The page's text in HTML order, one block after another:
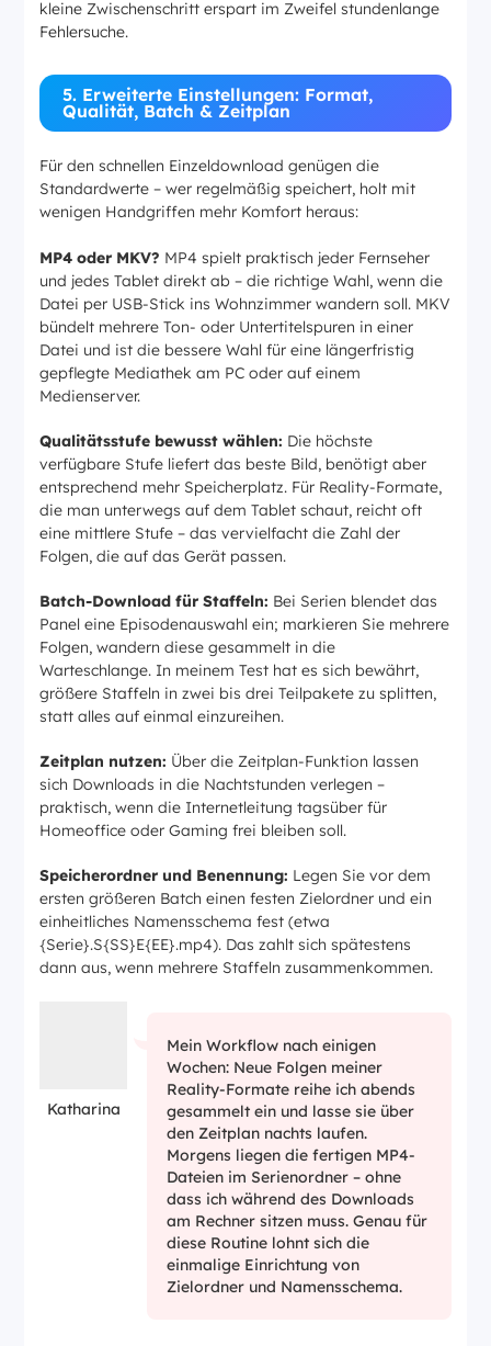
kleine Zwischenschritt erspart im Zweifel stundenlange
Fehlersuche.
5. Erweiterte Einstellungen: Format,
Qualität, Batch & Zeitplan
Für den schnellen Einzeldownload genügen die
Standardwerte – wer regelmäßig speichert, holt mit
wenigen Handgriffen mehr Komfort heraus:
MP4 oder MKV? MP4 spielt praktisch jeder Fernseher
und jedes Tablet direkt ab – die richtige Wahl, wenn die
Datei per USB-Stick ins Wohnzimmer wandern soll. MKV
bündelt mehrere Ton- oder Untertitelspuren in einer
Datei und ist die bessere Wahl für eine längerfristig
gepflegte Mediathek am PC oder auf einem
Medienserver.
Qualitätsstufe bewusst wählen: Die höchste
verfügbare Stufe liefert das beste Bild, benötigt aber
entsprechend mehr Speicherplatz. Für Reality-Formate,
die man unterwegs auf dem Tablet schaut, reicht oft
eine mittlere Stufe – das vervielfacht die Zahl der
Folgen, die auf das Gerät passen.
Batch-Download für Staffeln: Bei Serien blendet das
Panel eine Episodenauswahl ein; markieren Sie mehrere
Folgen, wandern diese gesammelt in die
Warteschlange. In meinem Test hat es sich bewährt,
größere Staffeln in zwei bis drei Teilpakete zu splitten,
statt alles auf einmal einzureihen.
Zeitplan nutzen: Über die Zeitplan-Funktion lassen
sich Downloads in die Nachtstunden verlegen –
praktisch, wenn die Internetleitung tagsüber für
Homeoffice oder Gaming frei bleiben soll.
Speicherordner und Benennung: Legen Sie vor dem
ersten größeren Batch einen festen Zielordner und ein
einheitliches Namensschema fest (etwa
{Serie}.S{SS}E{EE}.mp4). Das zahlt sich spätestens
dann aus, wenn mehrere Staffeln zusammenkommen.
Katharina
Mein Workflow nach einigen
Wochen: Neue Folgen meiner
Reality-Formate reihe ich abends
gesammelt ein und lasse sie über
den Zeitplan nachts laufen.
Morgens liegen die fertigen MP4-
Dateien im Serienordner – ohne
dass ich während des Downloads
am Rechner sitzen muss. Genau für
diese Routine lohnt sich die
einmalige Einrichtung von
Zielordner und Namensschema.